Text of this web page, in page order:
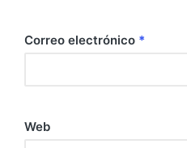
Correo electrónico *
Web